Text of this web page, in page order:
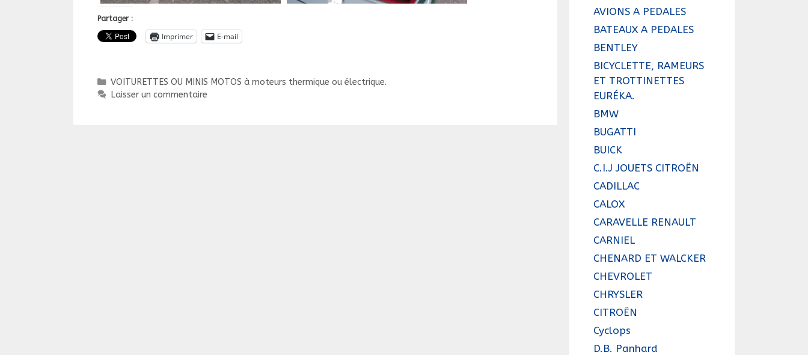
Partager :
Imprimer E-mail
Catégories
VOITURETTES OU MINIS MOTOS à moteurs thermique ou électrique.
Laisser un commentaire
AVIONS A PEDALES
BATEAUX A PEDALES
BENTLEY
BICYCLETTE, RAMEURS
ET TROTTINETTES
EURÉKA.
BMW
BUGATTI
BUICK
C.I.J JOUETS CITROËN
CADILLAC
CALOX
CARAVELLE RENAULT
CARNIEL
CHENARD ET WALCKER
CHEVROLET
CHRYSLER
CITROËN
Cyclops
D.B. Panhard